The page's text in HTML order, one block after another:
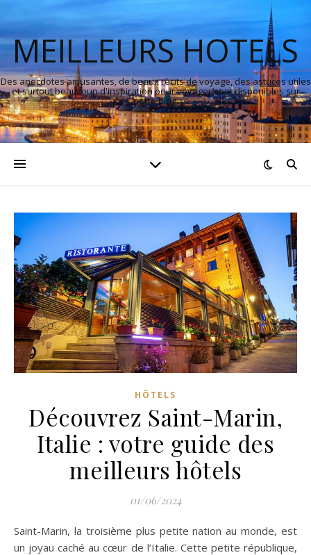
MEILLEURS HOTELS
Des anecdotes amusantes, de beaux récits de voyage, des astuces utiles
et surtout beaucoup d'inspiration pour voyager sont disponibles sur
notre blog.
HÔTELS
Découvrez Saint-Marin,
Italie : votre guide des
meilleurs hôtels
01/06/2024
Saint-Marin, la troisième plus petite nation au monde, est
un joyau caché au cœur de l’Italie. Cette petite république,